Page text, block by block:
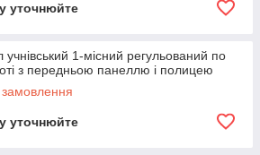
уточнюйте
учнівський 1-місний регульований по
з передньою панеллю і полицею
замовлення
уточнюйте